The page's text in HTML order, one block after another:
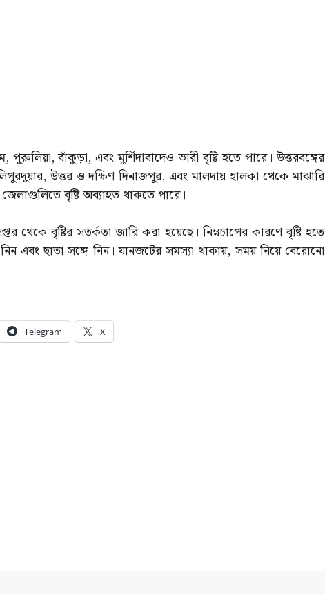
বাঁকুড়া, এবং মুর্শিদাবাদেও ভারী বৃষ্টি হতে পারে। উত্তরবঙ্গের
উত্তর ও দক্ষিণ দিনাজপুর, এবং মালদায় হালকা থেকে মাঝারি
জেলাগুলিতে বৃষ্টি অব্যাহত থাকতে পারে।
বৃষ্টির সতর্কতা জারি করা হয়েছে। নিম্নচাপের কারণে বৃষ্টি হতে
এবং ছাতা সঙ্গে নিন। যানজটের সমস্যা থাকায়, সময় নিয়ে বেরোনো
Telegram X